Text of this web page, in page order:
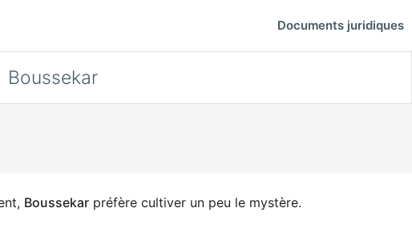
Documents juridiques
Boussekar
Boussekar préfère cultiver un peu le mystère.